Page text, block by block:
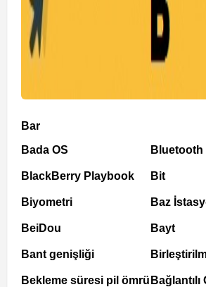
Bar
Bada OS
BlackBerry Playbook
Biyometri
BeiDou
Bant genişliği
Bekleme süresi pil ömrü
Bluetooth
Bit
Baz
Bayt
Bağlantılı